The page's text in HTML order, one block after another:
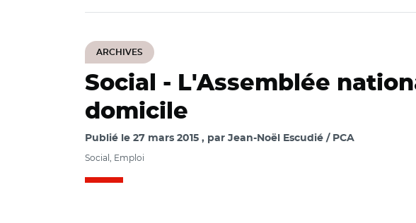
ARCHIVES
Social - L'Assemblée
domicile
Publié le 27 mars 2015 par Jean-Noël Escudié / PCA
Social, Emploi